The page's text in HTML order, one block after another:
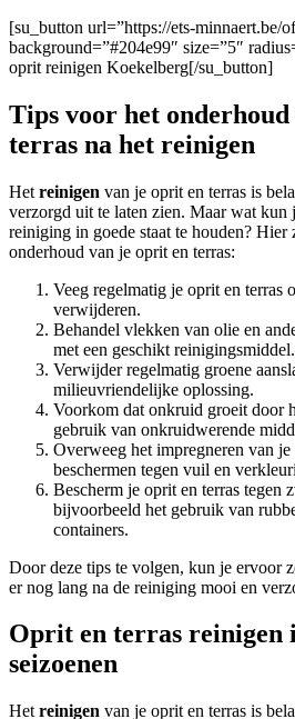
[su_button url=”https://ets-minnaert.be/
background=”#204e99″ size=”5″
oprit reinigen Koekelberg[/su_button]
Tips voor het
terras na het reinigen
Het reinigen van je oprit en terras is
verzorgd uit te laten zien. Maar wat kun
reiniging in goede staat te houden?
onderhoud van je oprit en terras:
Veeg regelmatig je oprit en terras
verwijderen.
Behandel vlekken van olie en
met een geschikt reinigingsmiddel.
Verwijder regelmatig groene
milieuvriendelijke oplossing.
Voorkom dat onkruid groeit door
gebruik van onkruidwerende
Overweeg het impregneren van
beschermen tegen vuil en
Bescherm je oprit en terras tegen
bijvoorbeeld het gebruik van
containers.
Door deze tips te volgen, kun je ervoor
er nog lang na de reiniging mooi en
Oprit en terras reinigen
seizoenen
Het reinigen van je oprit en terras is